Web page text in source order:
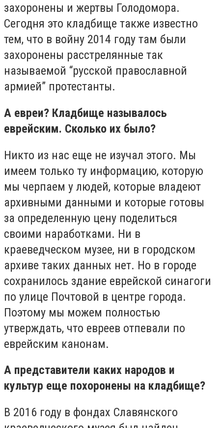
захоронены и жертвы Голодомора.
Сегодня это кладбище также известно
тем, что в войну 2014 году там были
захоронены расстрелянные так
называемой “русской православной
армией” протестанты.
А евреи? Кладбище называлось
еврейским. Сколько их было?
Никто из нас еще не изучал этого. Мы
имеем только ту информацию, которую
мы черпаем у людей, которые владеют
архивными данными и которые готовы
за определенную цену поделиться
своими наработками. Ни в
краеведческом музее, ни в городском
архиве таких данных нет. Но в городе
сохранилось здание еврейской синагоги
по улице Почтовой в центре города.
Поэтому мы можем полностью
утверждать, что евреев отпевали по
еврейским канонам.
А представители каких народов и
культур еще похоронены на кладбище?
В 2016 году в фондах Славянского